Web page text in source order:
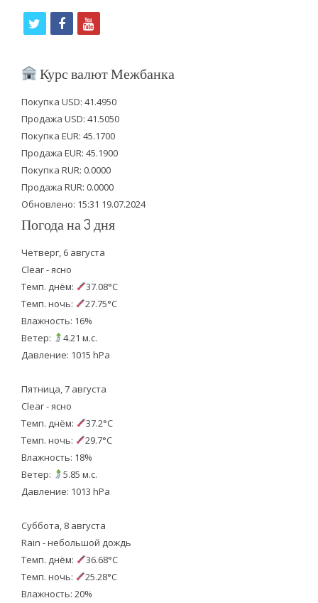
i
t
e
r
f
b
o
o
k
y
u
b
e
Курс валют Межбанка
Покупка USD: 41.4950
Продажа USD: 41.5050
Покупка EUR: 45.1700
Продажа EUR: 45.1900
Покупка RUR: 0.0000
Продажа RUR: 0.0000
Обновлено: 15:31 19.07.2024
Погода на 3 дня
Четверг, 6 августа
Clear - ясно
Темп. днём:
37.08°C
Темп. ночь:
27.75°C
Влажность: 16%
Ветер:
4.21 м.с.
Давление: 1015 hPa
Пятница, 7 августа
Clear - ясно
Темп. днём:
37.2°C
Темп. ночь:
29.7°C
Влажность: 18%
Ветер:
5.85 м.с.
Давление: 1013 hPa
Суббота, 8 августа
Rain - небольшой дождь
Темп. днём:
36.68°C
Темп. ночь:
25.28°C
Влажность: 20%